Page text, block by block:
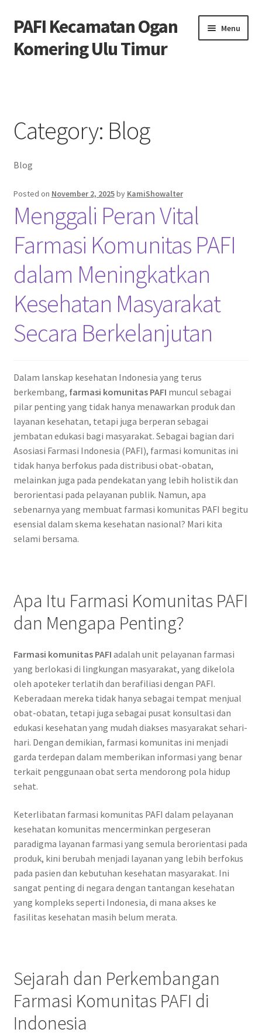
Skip
to
navigation
Skip
to
content
PAFI Kecamatan Ogan
Komering Ulu Timur
Menu
Privacy Policy
Tentang Kami
Category: Blog
Blog
Posted on November 2, 2025by KamiShowalter
Menggali Peran Vital
Farmasi Komunitas PAFI
dalam Meningkatkan
Kesehatan Masyarakat
Secara Berkelanjutan
Dalam lanskap kesehatan Indonesia yang terus
berkembang, farmasi komunitas PAFI muncul sebagai
pilar penting yang tidak hanya menawarkan produk dan
layanan kesehatan, tetapi juga berperan sebagai
jembatan edukasi bagi masyarakat. Sebagai bagian dari
Asosiasi Farmasi Indonesia (PAFI), farmasi komunitas ini
tidak hanya berfokus pada distribusi obat-obatan,
melainkan juga pada pendekatan yang lebih holistik dan
berorientasi pada pelayanan publik. Namun, apa
sebenarnya yang membuat farmasi komunitas PAFI begitu
esensial dalam skema kesehatan nasional? Mari kita
selami bersama.
Apa Itu Farmasi Komunitas PAFI
dan Mengapa Penting?
Farmasi komunitas PAFI adalah unit pelayanan farmasi
yang berlokasi di lingkungan masyarakat, yang dikelola
oleh apoteker terlatih dan berafiliasi dengan PAFI.
Keberadaan mereka tidak hanya sebagai tempat menjual
obat-obatan, tetapi juga sebagai pusat konsultasi dan
edukasi kesehatan yang mudah diakses masyarakat sehari-
hari. Dengan demikian, farmasi komunitas ini menjadi
garda terdepan dalam memberikan informasi yang benar
terkait penggunaan obat serta mendorong pola hidup
sehat.
Keterlibatan farmasi komunitas PAFI dalam pelayanan
kesehatan komunitas mencerminkan pergeseran
paradigma layanan farmasi yang semula berorientasi pada
produk, kini berubah menjadi layanan yang lebih berfokus
pada pasien dan kebutuhan kesehatan masyarakat. Ini
sangat penting di negara dengan tantangan kesehatan
yang kompleks seperti Indonesia, di mana akses ke
fasilitas kesehatan masih belum merata.
Sejarah dan Perkembangan
Farmasi Komunitas PAFI di
Indonesia